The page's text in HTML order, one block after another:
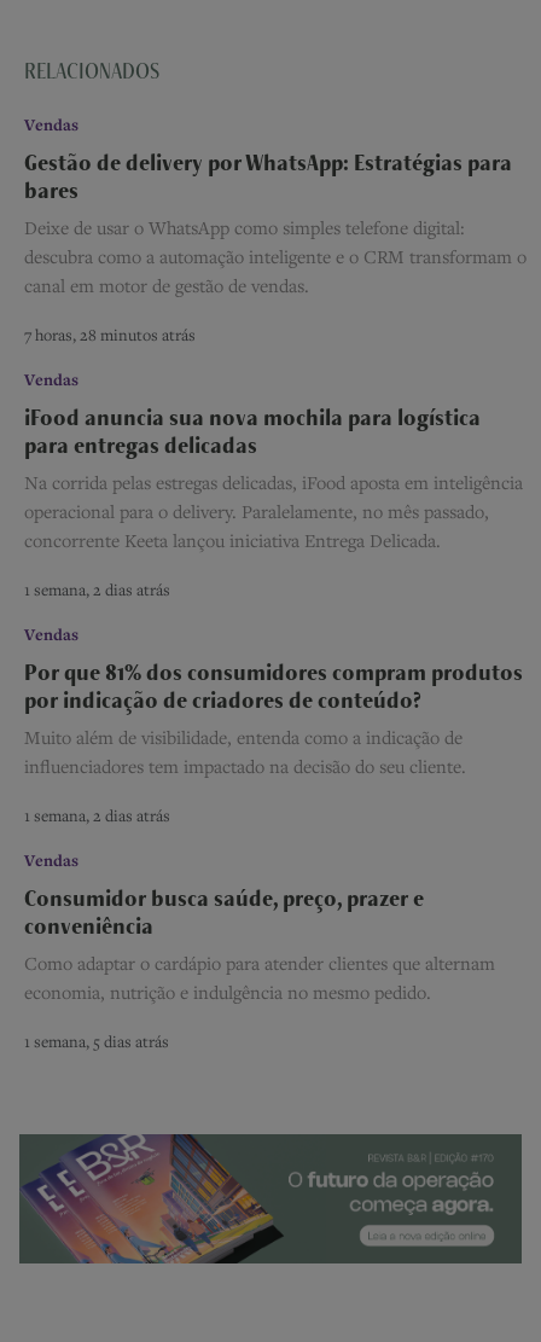
RELACIONADOS
Vendas
Gestão de delivery por WhatsApp: Estratégias para
bares
Deixe de usar o WhatsApp como simples telefone digital:
descubra como a automação inteligente e o CRM transformam o
canal em motor de gestão de vendas.
7 horas, 28 minutos atrás
Vendas
iFood anuncia sua nova mochila para logística
para entregas delicadas
Na corrida pelas estregas delicadas, iFood aposta em inteligência
operacional para o delivery. Paralelamente, no mês passado,
concorrente Keeta lançou iniciativa Entrega Delicada.
1 semana, 2 dias atrás
Vendas
Por que 81% dos consumidores compram produtos
por indicação de criadores de conteúdo?
Muito além de visibilidade, entenda como a indicação de
influenciadores tem impactado na decisão do seu cliente.
1 semana, 2 dias atrás
Vendas
Consumidor busca saúde, preço, prazer e
conveniência
Como adaptar o cardápio para atender clientes que alternam
economia, nutrição e indulgência no mesmo pedido.
1 semana, 5 dias atrás